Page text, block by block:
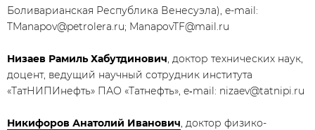
Боливарианская Республика Венесуэла), e-mail:
TManapov@petrolera.ru; ManapovTF@mail.ru
Низаев Рамиль Хабутдинович, доктор технических наук,
доцент, ведущий научный сотрудник института
«ТатНИПИнефть» ПАО «Татнефть», e‑mail: nizaev@tatnipi.ru
Никифоров Анатолий Иванович, доктор физико-